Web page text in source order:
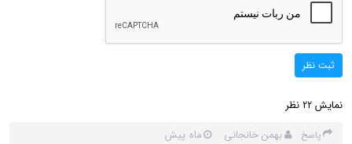
ثبت نظر
نمایش 22 نظر
پاسخ بهمن خانجانی
ماه پیش